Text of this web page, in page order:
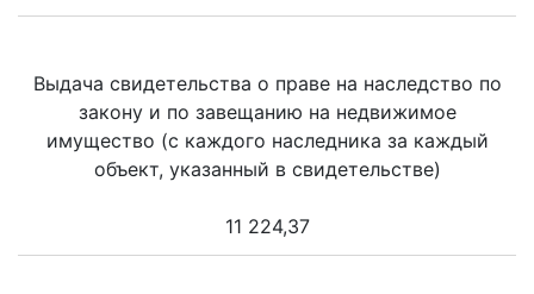
Выдача свидетельства о праве на наследство по
закону и по завещанию на недвижимое
имущество (с каждого наследника за каждый
объект, указанный в свидетельстве)
11 224,37